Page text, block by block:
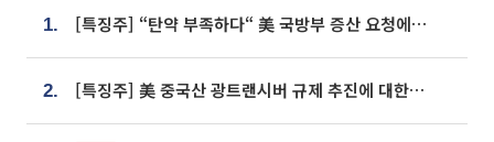
1. [특징주] “탄약 부족하다“ 美 국방부 증산 요청에⋯국내 방산주 급등세
2. [특징주] 美 중국산 광트랜시버 규제 추진에 대한광통신 등 광통신株 강세